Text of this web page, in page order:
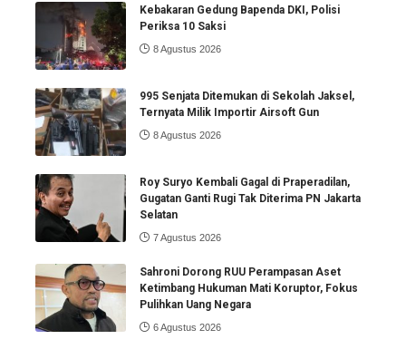
Kebakaran Gedung Bapenda DKI, Polisi
Periksa 10 Saksi
8 Agustus 2026
995 Senjata Ditemukan di Sekolah Jaksel,
Ternyata Milik Importir Airsoft Gun
8 Agustus 2026
Roy Suryo Kembali Gagal di Praperadilan,
Gugatan Ganti Rugi Tak Diterima PN Jakarta
Selatan
7 Agustus 2026
Sahroni Dorong RUU Perampasan Aset
Ketimbang Hukuman Mati Koruptor, Fokus
Pulihkan Uang Negara
6 Agustus 2026